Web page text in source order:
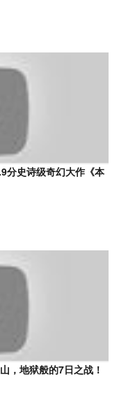
分史诗级奇幻大作《本
，地狱般的7日之战！